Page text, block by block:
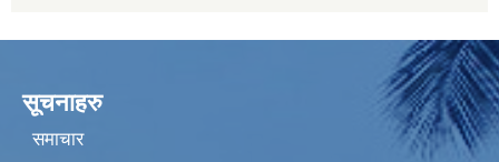
सूचनाहरु
समाचार